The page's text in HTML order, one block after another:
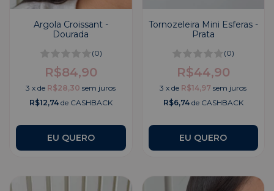
Argola Croissant -
Dourada
(0)
R$84,90
3 xde R$28,30 sem juros
R$12,74de CASHBACK
Tornozeleira Mini Esferas -
Prata
(0)
R$44,90
3 xde R$14,97 sem juros
R$6,74de CASHBACK